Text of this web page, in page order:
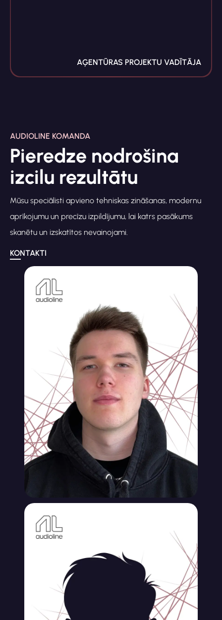
AĢENTŪRAS PROJEKTU VADĪTĀJA
AUDIOLINE KOMANDA
Pieredze nodrošina
izcilu rezultātu
Mūsu speciālisti apvieno tehniskas zināšanas, modernu
aprīkojumu un precīzu izpildījumu, lai katrs pasākums
skanētu un izskatītos nevainojami.
KONTAKTI